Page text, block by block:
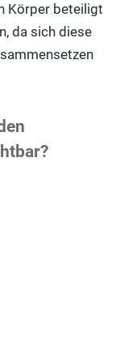
Körper beteiligt
da sich diese